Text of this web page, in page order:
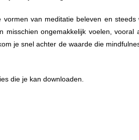
van meditatie beleven en steeds
misschien ongemakkelijk voelen, vooral
je snel achter de waarde die
die je kan downloaden.